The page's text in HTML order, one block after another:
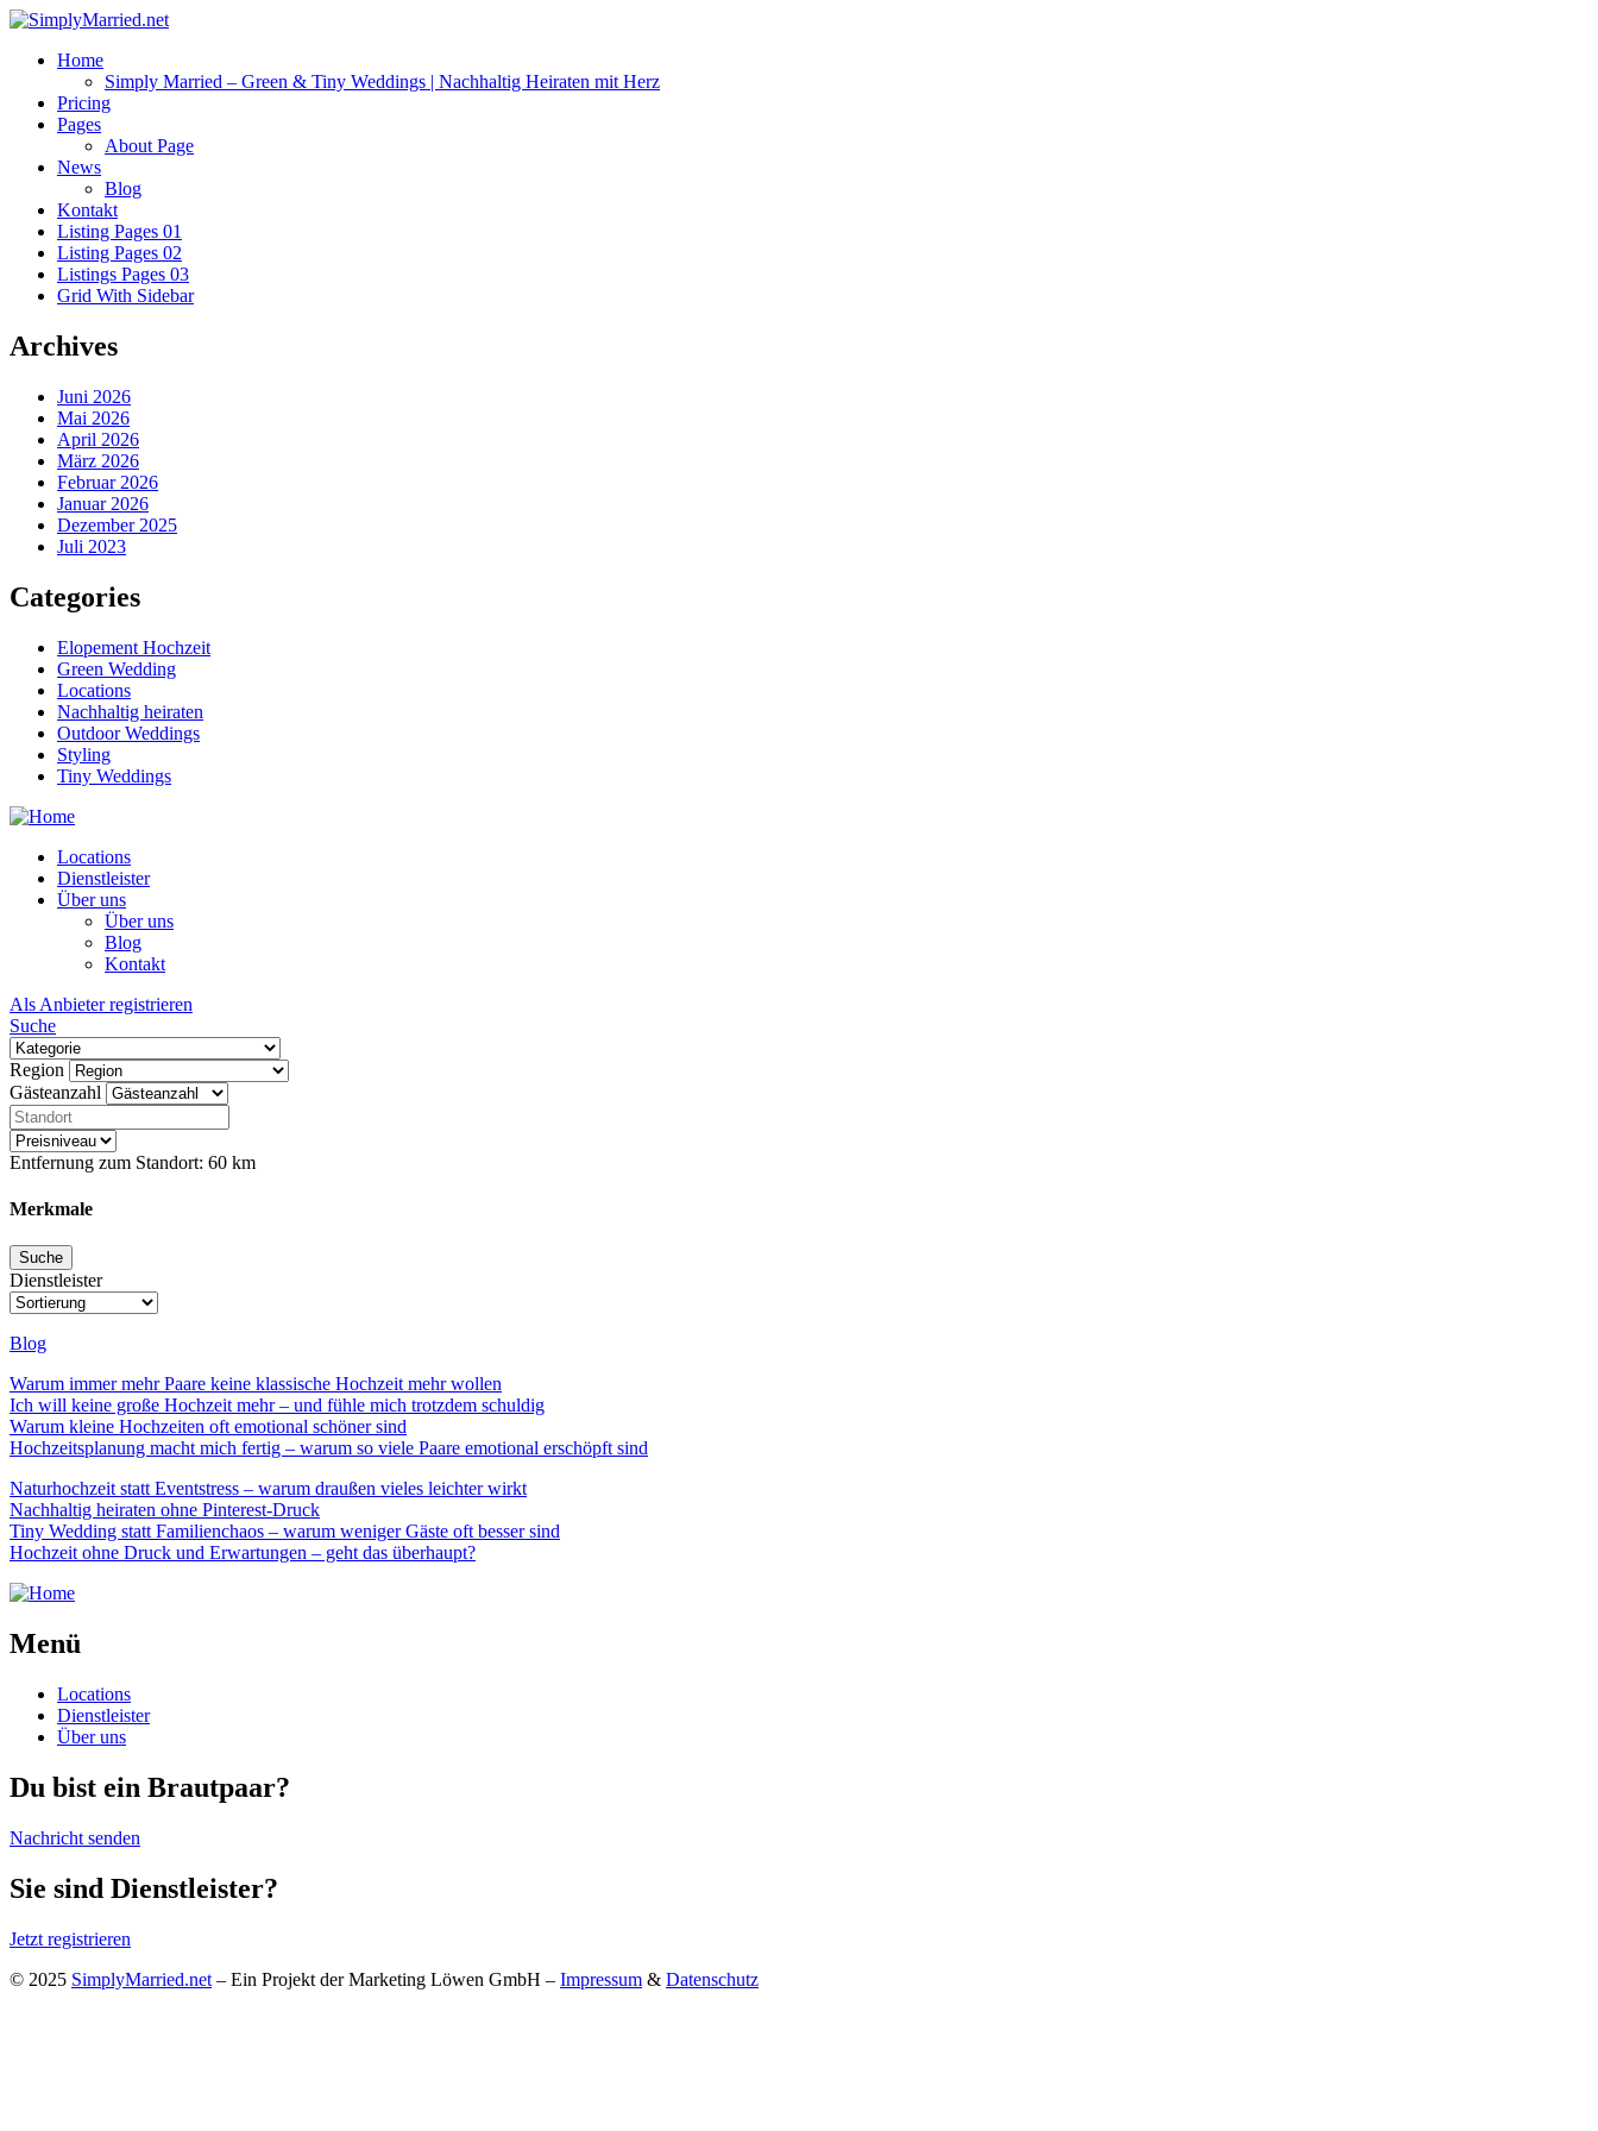
Home
Simply Married – Green & Tiny Weddings | Nachhaltig Heiraten mit Herz
Pricing
Pages
About Page
News
Blog
Kontakt
Listing Pages 01
Listing Pages 02
Listings Pages 03
Grid With Sidebar
Archives
Juni 2026
Mai 2026
April 2026
März 2026
Februar 2026
Januar 2026
Dezember 2025
Juli 2023
Categories
Elopement Hochzeit
Green Wedding
Locations
Nachhaltig heiraten
Outdoor Weddings
Styling
Tiny Weddings
Locations
Dienstleister
Über uns
Über uns
Blog
Kontakt
Als Anbieter registrieren
Suche
Region
Gästeanzahl
Entfernung zum Standort: 60 km
Merkmale
Dienstleister
Blog
Warum immer mehr Paare keine klassische Hochzeit mehr wollen
Ich will keine große Hochzeit mehr – und fühle mich trotzdem schuldig
Warum kleine Hochzeiten oft emotional schöner sind
Hochzeitsplanung macht mich fertig – warum so viele Paare emotional erschöpft sind
Naturhochzeit statt Eventstress – warum draußen vieles leichter wirkt
Nachhaltig heiraten ohne Pinterest-Druck
Tiny Wedding statt Familienchaos – warum weniger Gäste oft besser sind
Hochzeit ohne Druck und Erwartungen – geht das überhaupt?
Menü
Locations
Dienstleister
Über uns
Du bist ein Brautpaar?
Nachricht senden
Sie sind Dienstleister?
Jetzt registrieren
© 2025 SimplyMarried.net – Ein Projekt der Marketing Löwen GmbH – Impressum & Datenschutz